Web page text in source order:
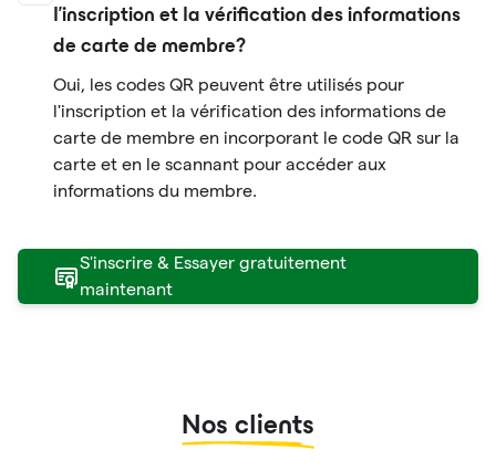
l'inscription et la vérification des informations
de carte de membre?
Oui, les codes QR peuvent être utilisés pour
l'inscription et la vérification des informations de
carte de membre en incorporant le code QR sur la
carte et en le scannant pour accéder aux
informations du membre.
S'inscrire & Essayer gratuitement
maintenant
Nos clients